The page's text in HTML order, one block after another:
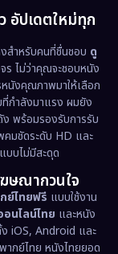
(13)
(5)
(94)
(1,513)
(17)
(61)
(227)
1974
อัปเดตใหม่ทุก
สำหรับคนที่ชื่นชอบ ดู
ร ไม่ว่าคุณจะชอบหนัง
นังคุณภาพมาให้เลือก
กำลังมาแรง ผมยัง
พร้อมรองรับการรับ
มชัดระดับ HD และ
บไม่มีสะดุด
ษณากวนใจ
ย์ไทยฟรี แบบใช้งาน
นไลน์ไทย และหนัง
iOS, Android และ
ากย์ไทย หนังไทยยอด